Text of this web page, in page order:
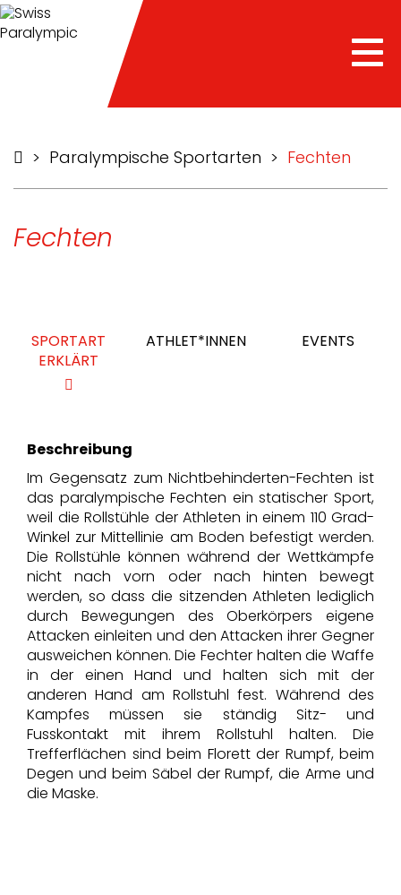
> Paralympische Sportarten > Fechten
Fechten
SPORTART
ERKLÄRT
ATHLET*INNEN EVENTS
Beschreibung
Im Gegensatz zum Nichtbehinderten-Fechten ist
das paralympische Fechten ein statischer Sport,
weil die Rollstühle der Athleten in einem 110 Grad-
Winkel zur Mittellinie am Boden befestigt werden.
Die Rollstühle können während der Wettkämpfe
nicht nach vorn oder nach hinten bewegt
werden, so dass die sitzenden Athleten lediglich
durch Bewegungen des Oberkörpers eigene
Attacken einleiten und den Attacken ihrer Gegner
ausweichen können. Die Fechter halten die Waffe
in der einen Hand und halten sich mit der
anderen Hand am Rollstuhl fest. Während des
Kampfes müssen sie ständig Sitz- und
Fusskontakt mit ihrem Rollstuhl halten. Die
Trefferflächen sind beim Florett der Rumpf, beim
Degen und beim Säbel der Rumpf, die Arme und
die Maske.